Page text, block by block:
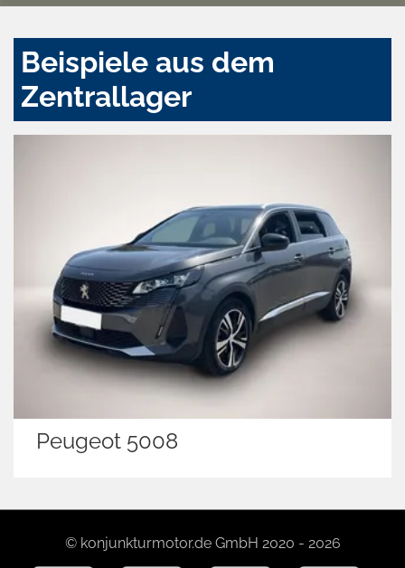
Beispiele aus dem
Zentrallager
Peugeot 5008
© konjunkturmotor.de GmbH 2020 - 2026